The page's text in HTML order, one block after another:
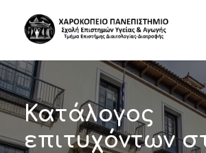
Κατάλογος
επιτυχόντων